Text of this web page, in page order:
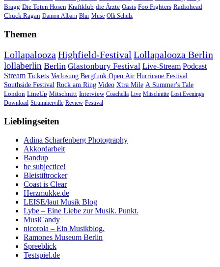
Bragg Die Toten Hosen Kraftklub die Ärzte Oasis Foo Fighters Radiohead
Chuck Ragan Damon Albarn Blur Muse Olli Schulz
Themen
Lollapalooza Highfield-Festival Lollapalooza Berlin
lollaberlin Berlin Glastonbury Festival Live-Stream Podcast
Stream Tickets Verlosung Bergfunk Open Air Hurricane Festival
Southside Festival Rock am Ring Video Xtra Mile A Summer's Tale
London LineUp Mitschnitt Interview Coachella Live Mitschnitte Lost Evenings
Download Strummerville Review Festival
Lieblingseiten
Adina Scharfenberg Photography
Akkordarbeit
Bandup
be subjectice!
Bleistiftrocker
Coast is Clear
Herzmukke.de
LEISE/laut Musik Blog
Lybe – Eine Liebe zur Musik. Punkt.
MusiCandy
nicorola – Ein Musikblog.
Ramones Museum Berlin
Spreeblick
Testspiel.de